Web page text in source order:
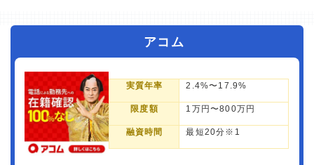
アコム
実質年率 2.4%〜17.9%
限度額 1万円〜800万円
融資時間 最短20分※1